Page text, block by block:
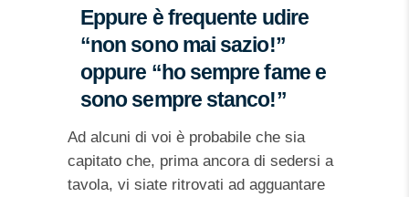
Eppure è frequente udire
“non sono mai sazio!”
oppure “ho sempre fame e
sono sempre stanco!”
Ad alcuni di voi è probabile che sia
capitato che, prima ancora di sedersi a
tavola, vi siate ritrovati ad agguantare